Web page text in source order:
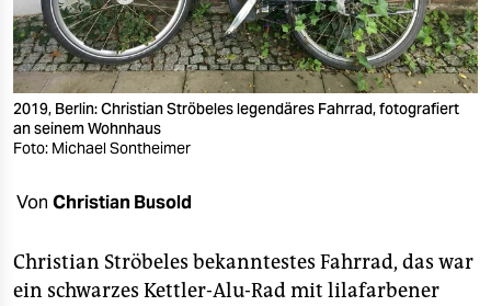
fragen & hilfe
unterstützen
abo
genossenschaft
epaper login
2019, Berlin: Christian Ströbeles legendäres Fahrrad, fotografiert
an seinem Wohnhaus
Foto: Michael Sontheimer
Von Christian Busold
Christian Ströbeles bekanntestes Fahrrad, das war
ein schwarzes Kettler-Alu-Rad mit lilafarbener